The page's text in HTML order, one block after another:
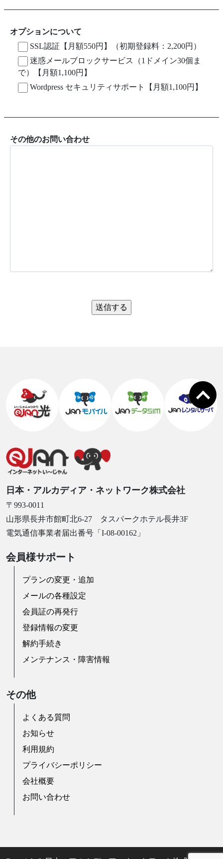
オプションについて
SSL認証【月額550円】（初期登録料：2,200円）
迷惑メールブロックサービス（1ドメイン30個ま
で）【月額1,100円】
Wordpress セキュリティサポート【月額1,100円】
その他のお問い合わせ
日本・アルカディア・ネットワーク株式会社
〒993-0011
山形県長井市館町北6-27 タスパークホテル長井3F
電気通信事業者届出番号「I-08-00162」
会員様サポート
プランの変更・追加
メールの各種設定
会員証の再発行
登録情報の変更
解約手続き
メンテナンス・障害情報
その他
よくある質問
お知らせ
利用規約
プライバシーポリシー
会社概要
お問い合わせ